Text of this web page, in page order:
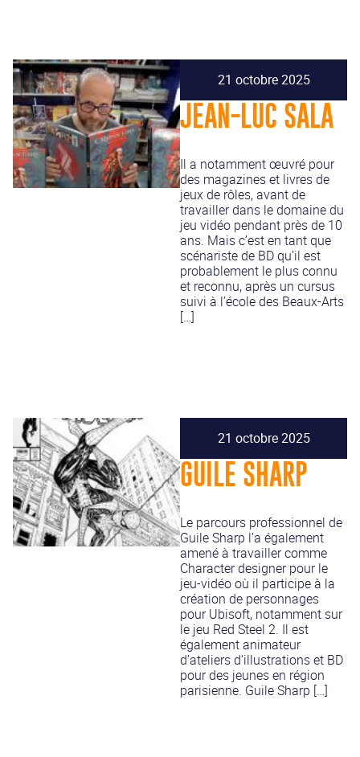
21 octobre 2025
JEAN-LUC SALA
Il a notamment œuvré pour
des magazines et livres de
jeux de rôles, avant de
travailler dans le domaine du
jeu vidéo pendant près de 10
ans. Mais c’est en tant que
scénariste de BD qu’il est
probablement le plus connu
et reconnu, après un cursus
suivi à l’école des Beaux-Arts
[…]
21 octobre 2025
GUILE SHARP
Le parcours professionnel de
Guile Sharp l’a également
amené à travailler comme
Character designer pour le
jeu-vidéo où il participe à la
création de personnages
pour Ubisoft, notamment sur
le jeu Red Steel 2. Il est
également animateur
d’ateliers d’illustrations et BD
pour des jeunes en région
parisienne. Guile Sharp […]